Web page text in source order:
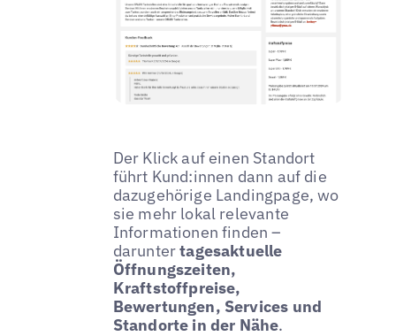
Der Klick auf einen Standort
führt Kund:innen dann auf die
dazugehörige Landingpage, wo
sie mehr lokal relevante
Informationen finden –
daruntertagesaktuelle
Öffnungszeiten,
Kraftstoffpreise,
Bewertungen, Services und
Standorte in der Nähe.